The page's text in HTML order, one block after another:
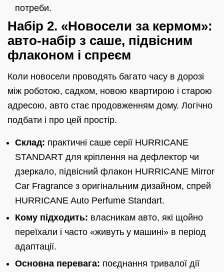
потреби.
Набір 2. «Новосели за кермом»:
авто-набір з саше, підвісним
флаконом і спреєм
Коли новосели проводять багато часу в дорозі
між роботою, садком, новою квартирою і старою
адресою, авто стає продовженням дому. Логічно
подбати і про цей простір.
Склад: практичні саше серії HURRICANE
STANDART для кріплення на дефлектор чи
дзеркало, підвісний флакон HURRICANE Mirror
Car Fragrance з оригінальним дизайном, спрей
HURRICANE Auto Perfume Standart.
Кому підходить: власникам авто, які щойно
переїхали і часто «живуть у машині» в період
адаптації.
Основна перевага: поєднання тривалої дії